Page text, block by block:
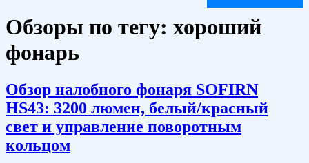
Обзоры по тегу: хороший
фонарь
Обзор налобного фонаря SOFIRN
HS43: 3200 люмен, белый/красный
свет и управление поворотным
кольцом